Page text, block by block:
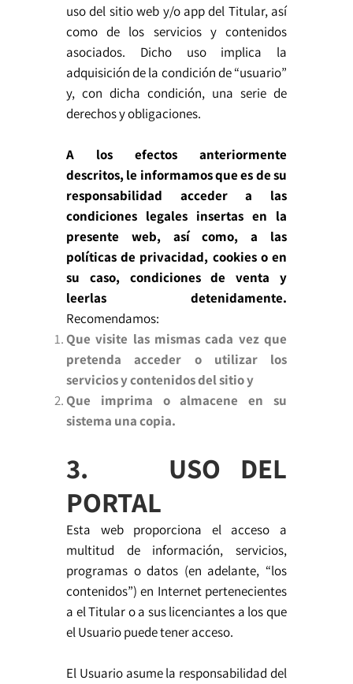
uso del sitio web y/o app del Titular, así
como de los servicios y contenidos
asociados. Dicho uso implica la
adquisición de la condición de “usuario”
y, con dicha condición, una serie de
derechos y obligaciones.
A los efectos anteriormente
descritos, le informamos que es de su
responsabilidad acceder a las
condiciones legales insertas en la
presente web, así como, a las
políticas de privacidad, cookies o en
su caso, condiciones de venta y
leerlas detenidamente.
Recomendamos:
Que visite las mismas cada vez que
pretenda acceder o utilizar los
servicios y contenidos del sitio y
Que imprima o almacene en su
sistema una copia.
3. USO DEL
PORTAL
Esta web proporciona el acceso a
multitud de información, servicios,
programas o datos (en adelante, “los
contenidos”) en Internet pertenecientes
a el Titular o a sus licenciantes a los que
el Usuario puede tener acceso.
El Usuario asume la responsabilidad del